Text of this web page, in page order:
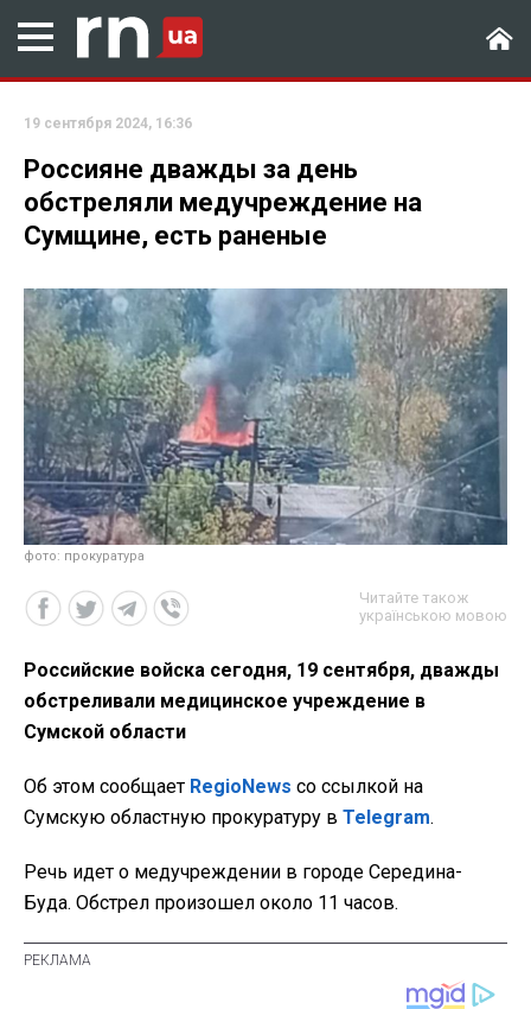
19 сентября 2024, 16:36
Россияне дважды за день
обстреляли медучреждение на
Сумщине, есть раненые
фото: прокуратура
Читайте також
українською мовою
Российские войска сегодня, 19 сентября, дважды
обстреливали медицинское учреждение в
Сумской области
Об этом сообщает RegioNews со ссылкой на
Сумскую областную прокуратуру в Telegram.
Речь идет о медучреждении в городе Середина-
Буда. Обстрел произошел около 11 часов.